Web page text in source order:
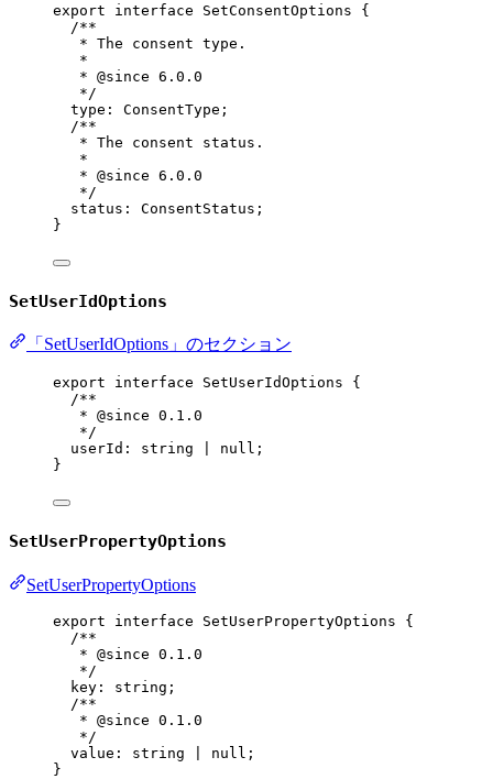
export interface SetConsentOptions {
/**
* The consent type.
*
* @since 6.0.0
*/
type : ConsentType ;
/**
* The consent status.
*
* @since 6.0.0
*/
status : ConsentStatus ;
}
SetUserIdOptions
「SetUserIdOptions」のセクション
export interface SetUserIdOptions {
/**
* @since 0.1.0
*/
userId : string null ;
}
SetUserPropertyOptions
SetUserPropertyOptions
export interface SetUserPropertyOptions {
/**
* @since 0.1.0
*/
key : string ;
/**
* @since 0.1.0
*/
value : string null ;
}